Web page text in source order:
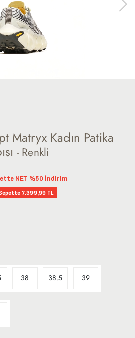
Matryx Kadın Patika
- Renkli
NET %50 İndirim
7.399,99 TL
38 38.5 39